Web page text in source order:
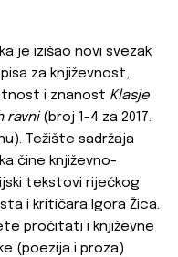
je izišao novi svezak
za književnost,
i znanost Klasje
ravni (broj 1-4 za 2017.
Težište sadržaja
čine književno-
tekstovi riječkog
i kritičara Igora Žica.
pročitati i književne
(poezija i proza)